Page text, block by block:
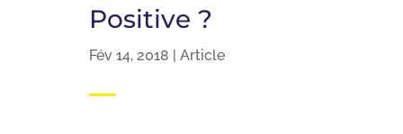
Positive ?
Fév 14, 2018 | Article